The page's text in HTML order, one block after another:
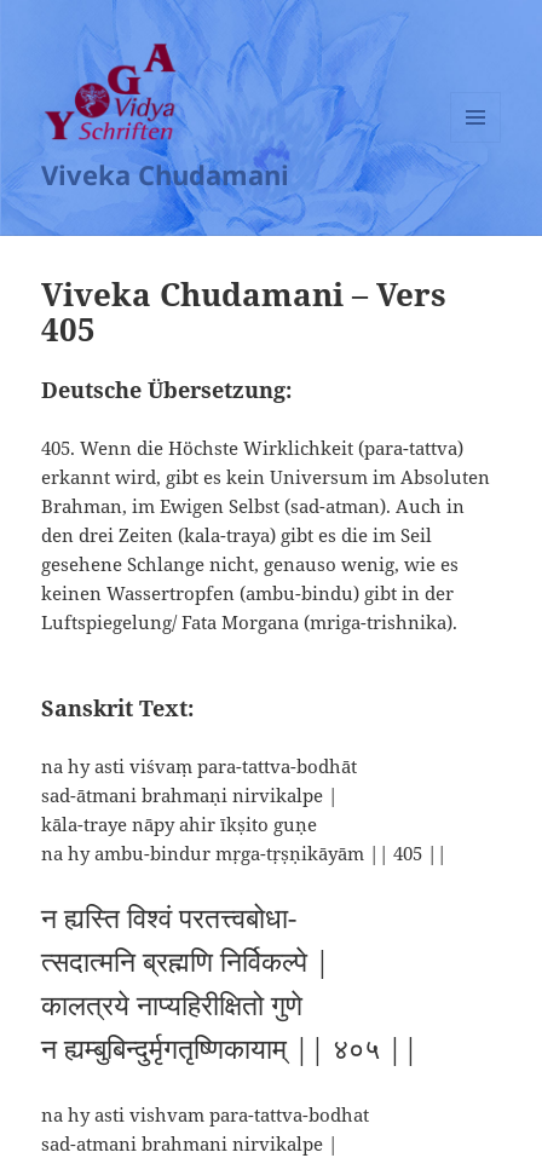
Viveka Chudamani
UND
WIDGETS
Viveka Chudamani – Vers
405
Deutsche Übersetzung:
405. Wenn die Höchste Wirklichkeit (para-tattva)
erkannt wird, gibt es kein Universum im Absoluten
Brahman, im Ewigen Selbst (sad-atman). Auch in
den drei Zeiten (kala-traya) gibt es die im Seil
gesehene Schlange nicht, genauso wenig, wie es
keinen Wassertropfen (ambu-bindu) gibt in der
Luftspiegelung/ Fata Morgana (mriga-trishnika).
Sanskrit Text:
na hy asti viśvaṃ para-tattva-bodhāt
sad-ātmani brahmaṇi nirvikalpe |
kāla-traye nāpy ahir īkṣito guṇe
na hy ambu-bindur mṛga-tṛṣṇikāyām || 405 ||
न ह्यस्ति विश्वं परतत्त्वबोधा-
त्सदात्मनि ब्रह्मणि निर्विकल्पे |
कालत्रये नाप्यहिरीक्षितो गुणे
न ह्यम्बुबिन्दुर्मृगतृष्णिकायाम् || ४०५ ||
na hy asti vishvam para-tattva-bodhat
sad-atmani brahmani nirvikalpe |